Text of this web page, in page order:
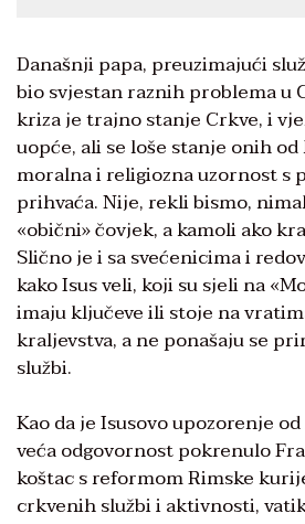
Današnji papa, preuzimajući
bio svjestan raznih problema u
kriza je trajno stanje Crkve, i
uopće, ali se loše stanje onih
moralna i religiozna uzornost s
prihvaća. Nije, rekli bismo,
«obični» čovjek, a kamoli ako
Slično je i sa svećenicima i
kako Isus veli, koji su sjeli na
imaju ključeve ili stoje na
kraljevstva, a ne ponašaju se
službi.
Kao da je Isusovo upozorenje
veća odgovornost pokrenulo
koštac s reformom Rimske
crkvenih službi i aktivnosti,